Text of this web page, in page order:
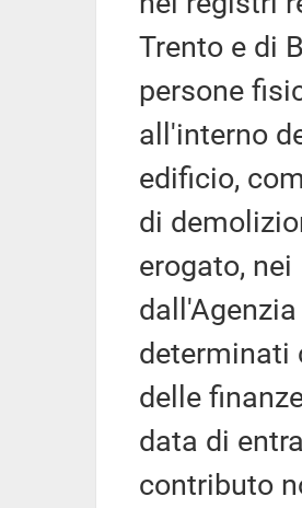
Trento e di
persone
all'interno
edificio,
di
erogato,
determinati
delle
data di
contributo